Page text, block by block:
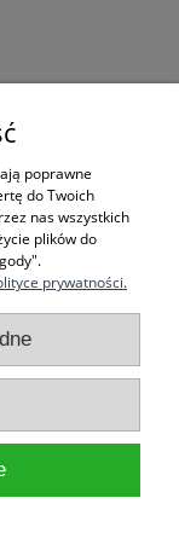
poprawne
do Twoich
nas wszystkich
plików do
prywatności.